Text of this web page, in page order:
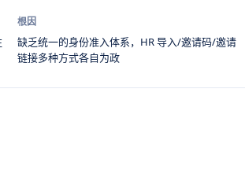
根因
缺乏统一的身份准入体系，HR 导入/邀请码/邀请
链接多种方式各自为政